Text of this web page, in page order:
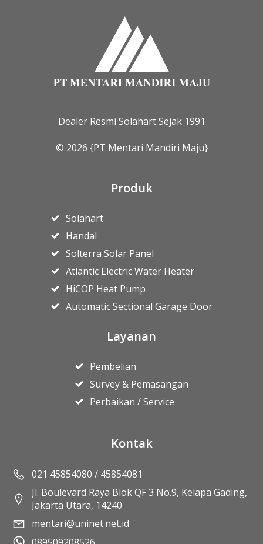
Dealer Resmi Solahart Sejak 1991
© 2026 {PT Mentari Mandiri Maju}
Produk
Solahart
Handal
Solterra Solar Panel
Atlantic Electric Water Heater
HiCOP Heat Pump
Automatic Sectional Garage Door
Layanan
Pembelian
Survey & Pemasangan
Perbaikan / Service
Kontak
021 45854080 / 45854081
Jl. Boulevard Raya Blok QF 3 No.9, Kelapa Gading,
Jakarta Utara, 14240
mentari@uninet.net.id